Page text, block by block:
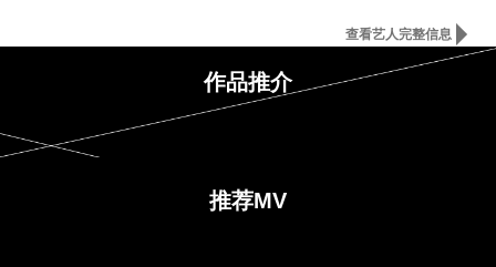
查看艺人完整信息
作品推介
推荐MV